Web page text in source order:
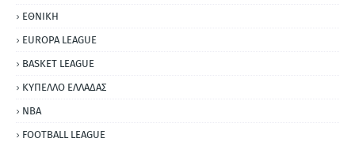
ΕΘΝΙΚΗ
EUROPA LEAGUE
BASKET LEAGUE
ΚΥΠΕΛΛΟ ΕΛΛΑΔΑΣ
NBA
FOOTBALL LEAGUE